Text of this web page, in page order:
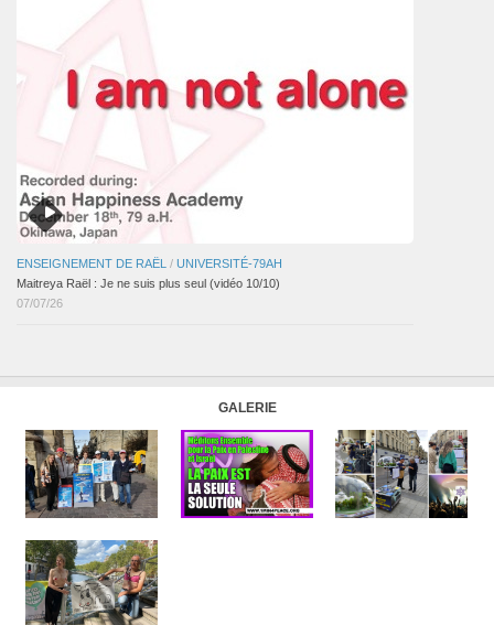
ENSEIGNEMENT DE RAËL / UNIVERSITÉ-79AH
Maitreya Raël : Je ne suis plus seul (vidéo 10/10)
07/07/26
GALERIE